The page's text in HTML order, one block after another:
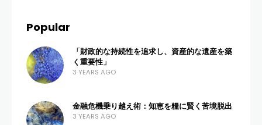
Popular
「財政的な持続性を追求し、資産的な遺産を築
く重要性」
3 YEARS AGO
金融危機乗り越え術：知恵を糧に賢く苦境脱出
3 YEARS AGO